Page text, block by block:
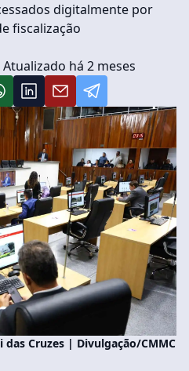
digitalmente por
fiscalização
há 2 meses
das Cruzes | Divulgação/CMMC